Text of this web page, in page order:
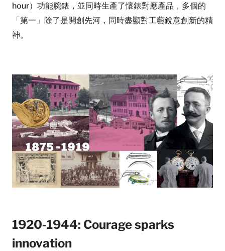
hour）功能腕錶，並同時生產了懷錶對應產品，多個的
「第一」除了是開創先河，同時盡顯對工藝銳意創新的精
神。
1920-1944: Courage sparks
innovation